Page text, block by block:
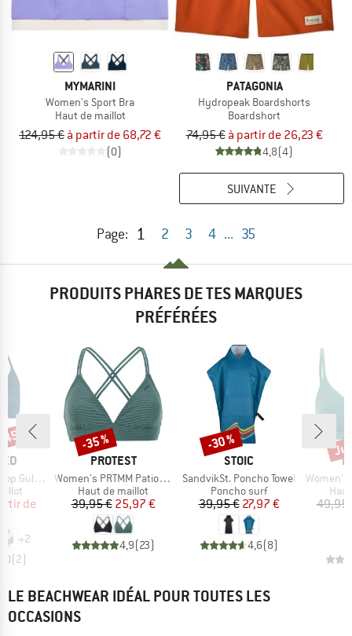
MYMARINI
Women's Sport Bra
Haut de maillot
124,95 € à partir de 68,72 €
(0)
PATAGONIA
Hydropeak Boardshorts
Boardshort
74,95 € à partir de 26,23 €
4,8(4)
Page: 1 2 3 4 ... 35
SUIVANTE
PRODUITS PHARES DE TES MARQUES
PRÉFÉRÉES
réduit
de
+2
(2)
%
MARQUE
PROTEST
Article
Women's PRTMM Patio Triangle
Product group
Haut de maillot
Prix
39,95 €Prix réduit
25,97 €
4,9(23)
Remise
-35 %
MARQUE
STOIC
Article
SandvikSt. Poncho Towel
Product group
Poncho surf
Prix
39,95 €Prix réduit
27,97 €
4,6(8)
Remise
-30 %
Article
Women's
49,95
LE BEACHWEAR IDÉAL POUR TOUTES LES
OCCASIONS